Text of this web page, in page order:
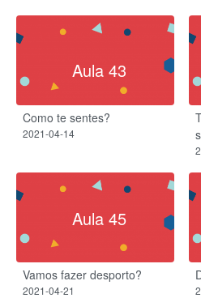
Aula 43
Como te sentes?
2021-04-14
Aula 45
Vamos fazer desporto?
2021-04-21